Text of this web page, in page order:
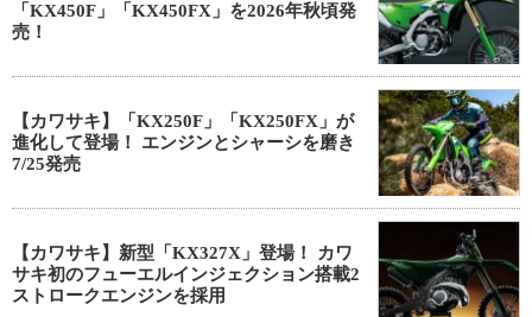
「KX450F」「KX450FX」を2026年秋頃発
売！
【カワサキ】「KX250F」「KX250FX」が
進化して登場！ エンジンとシャーシを磨き
7/25発売
【カワサキ】新型「KX327X」登場！ カワ
サキ初のフューエルインジェクション搭載2
ストロークエンジンを採用